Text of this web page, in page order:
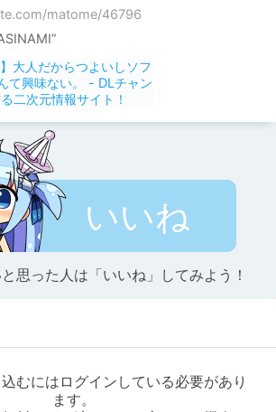
matome/46796
いいね
思った人は「いいね」してみよう！
むにはログインしている必要があり
ます。